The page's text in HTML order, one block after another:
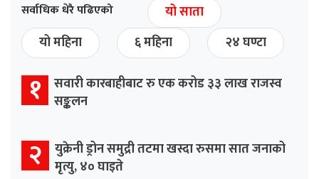
सर्वाधिक धेरै पढिएको
यो साता
यो महिना
६ महिना २४ घण्टा
१ सवारी कारबाहीबाट रु एक करोड ३३ लाख राजस्व
सङ्कलन
२ युक्रेनी ड्रोन समुद्री तटमा खस्दा रुसमा सात जनाको
मृत्यु, ४० घाइते